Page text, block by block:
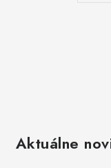
Aktuálne